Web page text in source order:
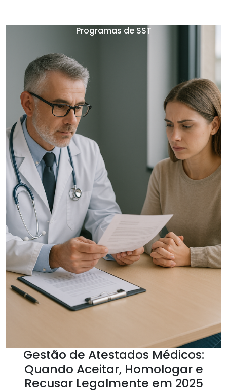
Programas de SST
Gestão de Atestados Médicos:
Quando Aceitar, Homologar e
Recusar Legalmente em 2025